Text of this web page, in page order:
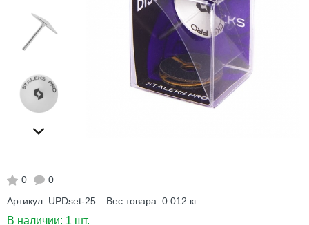
0
0
Артикул: UPDset-25 Вес товара: 0.012 кг.
В наличии: 1 шт.